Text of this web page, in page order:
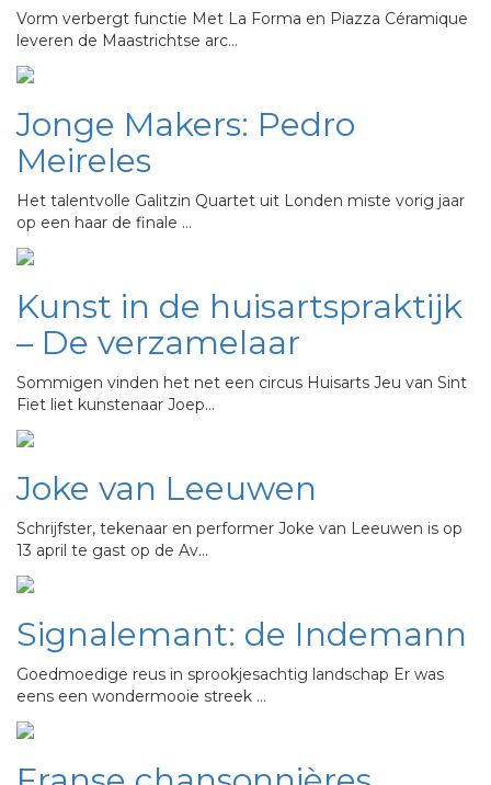
Vorm verbergt functie Met La Forma en Piazza Céramique
leveren de Maastrichtse arc…
Jonge Makers: Pedro
Meireles
Het talentvolle Galitzin Quartet uit Londen miste vorig jaar
op een haar de finale …
Kunst in de huisartspraktijk
– De verzamelaar
Sommigen vinden het net een circus Huisarts Jeu van Sint
Fiet liet kunstenaar Joep…
Joke van Leeuwen
Schrijfster, tekenaar en performer Joke van Leeuwen is op
13 april te gast op de Av…
Signalemant: de Indemann
Goedmoedige reus in sprookjesachtig landschap Er was
eens een wondermooie streek …